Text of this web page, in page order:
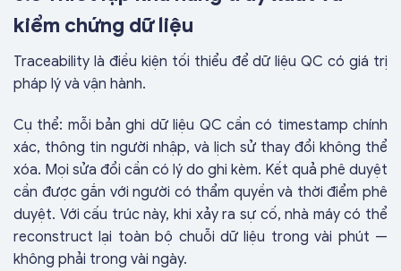
kiểm chứng dữ liệu
Traceability là điều kiện tối thiểu để dữ liệu QC có giá trị
pháp lý và vận hành.
Cụ thể: mỗi bản ghi dữ liệu QC cần có timestamp chính
xác, thông tin người nhập, và lịch sử thay đổi không thể
xóa. Mọi sửa đổi cần có lý do ghi kèm. Kết quả phê duyệt
cần được gắn với người có thẩm quyền và thời điểm phê
duyệt. Với cấu trúc này, khi xảy ra sự cố, nhà máy có thể
reconstruct lại toàn bộ chuỗi dữ liệu trong vài phút —
không phải trong vài ngày.